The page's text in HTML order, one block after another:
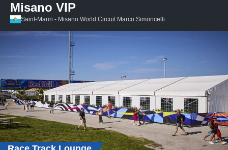
Misano VIP
Saint-Marin - Misano World Circuit Marco Simoncelli